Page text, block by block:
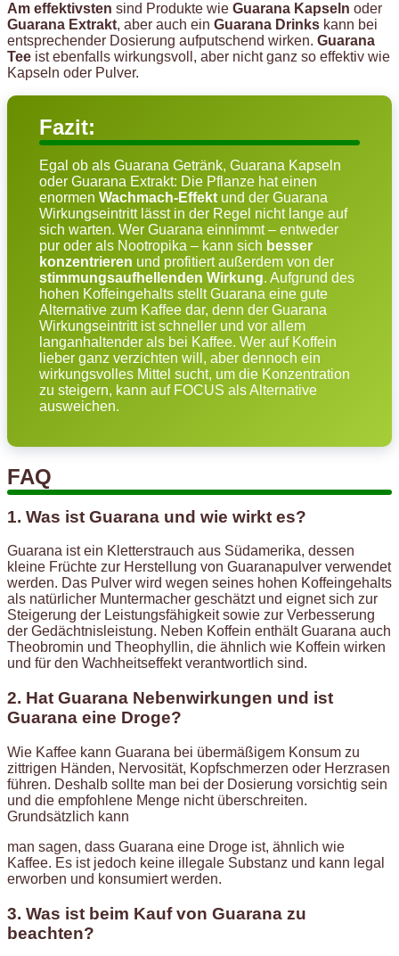
Am effektivsten sind Produkte wie Guarana Kapseln oder
Guarana Extrakt, aber auch ein Guarana Drinks kann bei
entsprechender Dosierung aufputschend wirken. Guarana
Tee ist ebenfalls wirkungsvoll, aber nicht ganz so effektiv wie
Kapseln oder Pulver.
Fazit:
Egal ob als Guarana Getränk, Guarana Kapseln
oder Guarana Extrakt: Die Pflanze hat einen
enormen Wachmach-Effekt und der Guarana
Wirkungseintritt lässt in der Regel nicht lange auf
sich warten. Wer Guarana einnimmt – entweder
pur oder als Nootropika – kann sich besser
konzentrieren und profitiert außerdem von der
stimmungsaufhellenden Wirkung. Aufgrund des
hohen Koffeingehalts stellt Guarana eine gute
Alternative zum Kaffee dar, denn der Guarana
Wirkungseintritt ist schneller und vor allem
langanhaltender als bei Kaffee. Wer auf Koffein
lieber ganz verzichten will, aber dennoch ein
wirkungsvolles Mittel sucht, um die Konzentration
zu steigern, kann auf FOCUS als Alternative
ausweichen.
FAQ
1. Was ist Guarana und wie wirkt es?
Guarana ist ein Kletterstrauch aus Südamerika, dessen
kleine Früchte zur Herstellung von Guaranapulver verwendet
werden. Das Pulver wird wegen seines hohen Koffeingehalts
als natürlicher Muntermacher geschätzt und eignet sich zur
Steigerung der Leistungsfähigkeit sowie zur Verbesserung
der Gedächtnisleistung. Neben Koffein enthält Guarana auch
Theobromin und Theophyllin, die ähnlich wie Koffein wirken
und für den Wachheitseffekt verantwortlich sind.
2. Hat Guarana Nebenwirkungen und ist
Guarana eine Droge?
Wie Kaffee kann Guarana bei übermäßigem Konsum zu
zittrigen Händen, Nervosität, Kopfschmerzen oder Herzrasen
führen. Deshalb sollte man bei der Dosierung vorsichtig sein
und die empfohlene Menge nicht überschreiten.
Grundsätzlich kann
man sagen, dass Guarana eine Droge ist, ähnlich wie
Kaffee. Es ist jedoch keine illegale Substanz und kann legal
erworben und konsumiert werden.
3. Was ist beim Kauf von Guarana zu
beachten?